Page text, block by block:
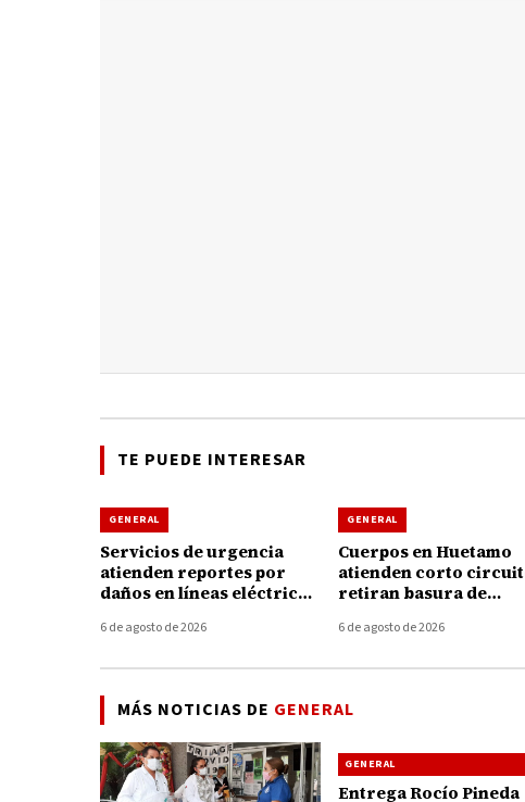
TE PUEDE INTERESAR
GENERAL
Servicios de urgencia
atienden reportes por
daños en líneas eléctricas
Huetamo
6 de agosto de 2026
GENERAL
Cuerpos en Huetamo
atienden corto
retiran basura de
tormenta de ayer
6 de agosto de 2026
MÁS NOTICIAS DE GENERAL
GENERAL
Entrega Rocío Pineda